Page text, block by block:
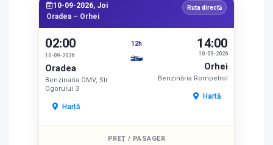
10-09-2026, Joi
Oradea – Orhei
Ruta directă
02:00
10-09-2026
Oradea
Benzinaria OMV, Str.
Ogorului 3
Hartă
12h
10-09-2026
14:00
Orhei
Benzinăria Rompetrol
Hartă
PREȚ / PASAGER